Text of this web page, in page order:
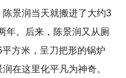
陈景润当天就搬进了大约3
年。后来，陈景润又从厕
方米，呈刀把形的锅炉
在这里化平凡为神奇。